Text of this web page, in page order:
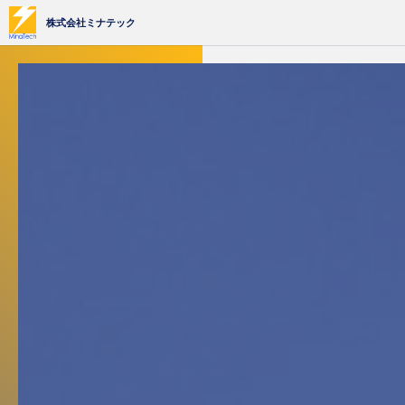
株式会社ミナテック